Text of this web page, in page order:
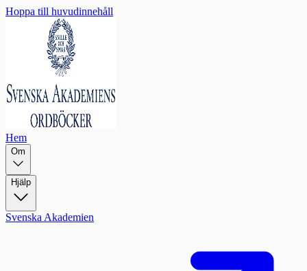
Hoppa till huvudinnehåll
Hem
Om
Hjälp
Svenska Akademien